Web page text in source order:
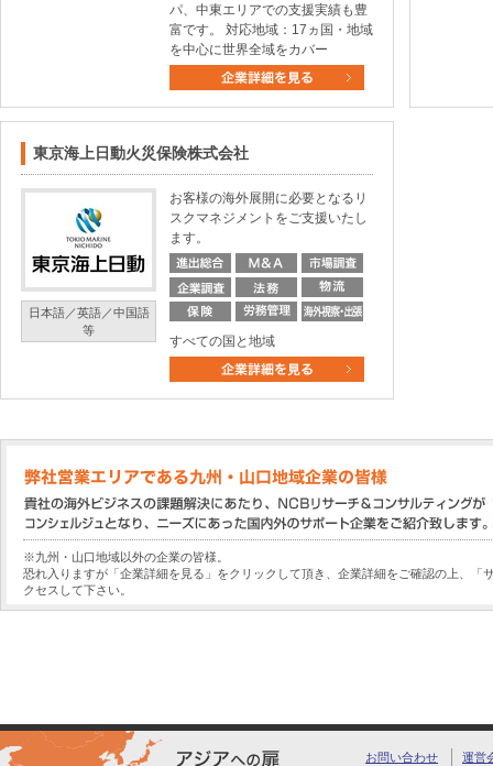
パ、中東エリアでの支援実績も豊
富です。 対応地域：17ヵ国・地域
を中心に世界全域をカバー
東京海上日動火災保険株式会社
日本語／英語／中国語
等
お客様の海外展開に必要となるリ
スクマネジメントをご支援いたし
ます。
すべての国と地域
※九州・山口地域以外の企業の皆様。
恐れ入りますが「企業詳細を見る」をクリックして頂き、企業詳細をご確認の上、「
クセスして下さい。
お問い合わせ 運営